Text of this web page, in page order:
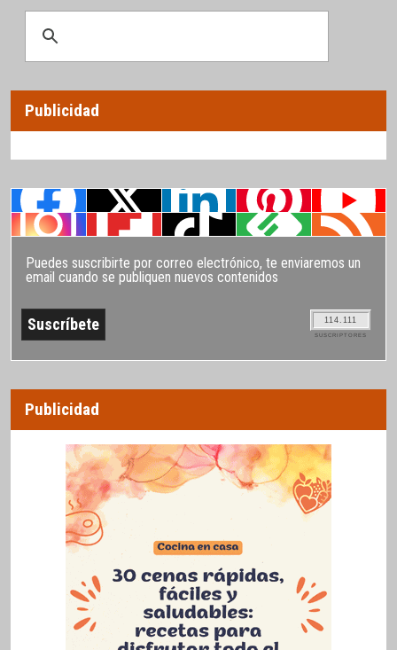
Publicidad
Puedes suscribirte por correo electrónico, te enviaremos un
email cuando se publiquen nuevos contenidos
114.111
SUSCRIPTORES
Publicidad